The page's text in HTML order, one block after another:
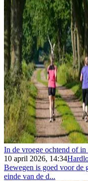
In de vroege ochtend of in
10 april 2026, 14:34
Bewegen is goed voor de
einde van de d...